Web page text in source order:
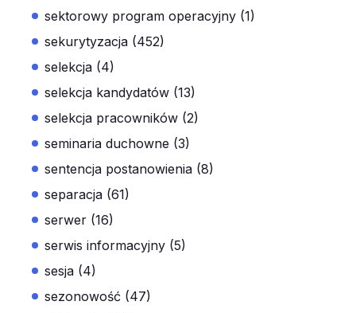
sektorowy program operacyjny (1)
sekurytyzacja (452)
selekcja (4)
selekcja kandydatów (13)
selekcja pracowników (2)
seminaria duchowne (3)
sentencja postanowienia (8)
separacja (61)
serwer (16)
serwis informacyjny (5)
sesja (4)
sezonowość (47)